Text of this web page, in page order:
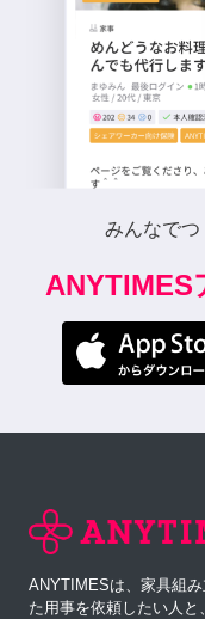
みんなでつ
ANYTIMES
ANYTIMESは、家具組
た用事を依頼したい人と